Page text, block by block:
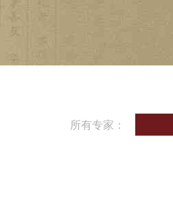
所有专家：